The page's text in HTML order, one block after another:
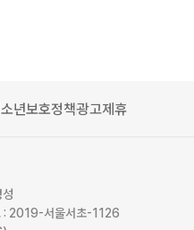
년보호정책광고제휴
2019-서울서초-1126